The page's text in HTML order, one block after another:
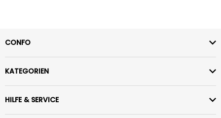
CONFO
KATEGORIEN
HILFE & SERVICE